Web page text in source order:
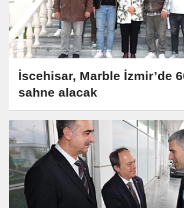
İscehisar, Marble İzmir’de
sahne alacak